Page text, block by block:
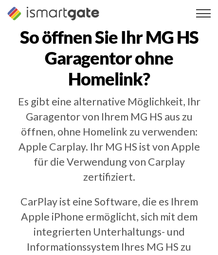
Zum
Inhalt
So öffnen Sie IhrMG HS
Garagentor ohne
Homelink?
Es gibt eine alternative Möglichkeit, Ihr
Garagentor von Ihrem MG HS aus zu
öffnen, ohne Homelink zu verwenden:
Apple Carplay. Ihr MG HS ist von Apple
für die Verwendung von Carplay
zertifiziert.
CarPlay ist eine Software, die es Ihrem
Apple iPhone ermöglicht, sich mit dem
integrierten Unterhaltungs- und
Informationssystem Ihres MG HS zu